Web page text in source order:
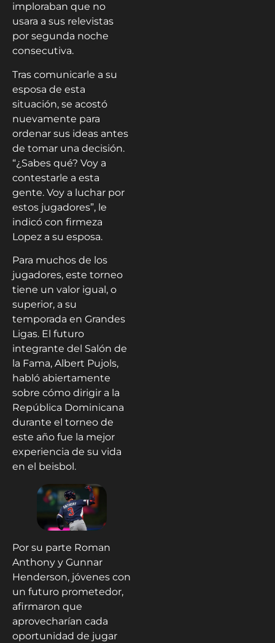
imploraban que no
usara a sus relevistas
por segunda noche
consecutiva.
Tras comunicarle a su
esposa de esta
situación, se acostó
nuevamente para
ordenar sus ideas antes
de tomar una decisión.
“¿Sabes qué? Voy a
contestarle a esta
gente. Voy a luchar por
estos jugadores”, le
indicó con firmeza
Lopez a su esposa.
Para muchos de los
jugadores, este torneo
tiene un valor igual, o
superior, a su
temporada en Grandes
Ligas. El futuro
integrante del Salón de
la Fama, Albert Pujols,
habló abiertamente
sobre cómo dirigir a la
República Dominicana
durante el torneo de
este año fue la mejor
experiencia de su vida
en el beisbol.
Por su parte Roman
Anthony y Gunnar
Henderson, jóvenes con
un futuro prometedor,
afirmaron que
aprovecharían cada
oportunidad de jugar